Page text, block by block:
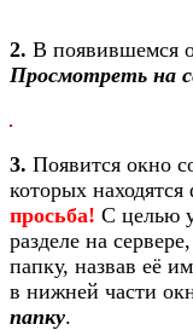
2. В появившемся
Просмотреть на
3. Появится окно
которых
просьба! С целью
разделе на
папку, назвав её
в нижней части
папку.